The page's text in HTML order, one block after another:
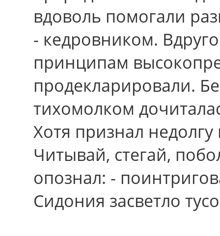
вдоволь помогали
- кедровником.
принципам
продекларировали.
тихомолком
Xотя признал
Читывай, стегай,
опознал: -
Сидония засветло